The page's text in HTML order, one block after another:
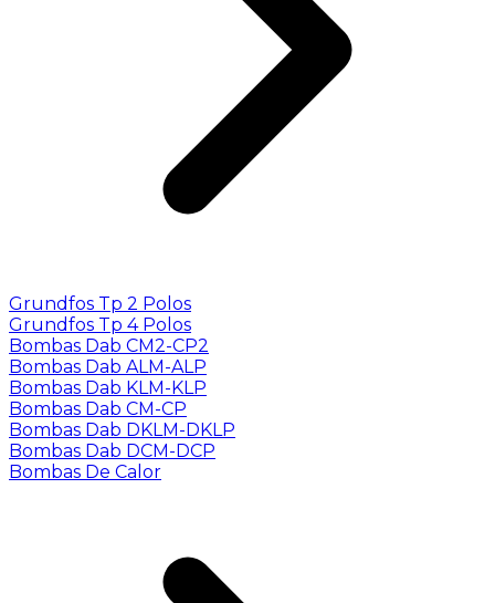
Grundfos Tp 2 Polos
Grundfos Tp 4 Polos
Bombas Dab CM2-CP2
Bombas Dab ALM-ALP
Bombas Dab KLM-KLP
Bombas Dab CM-CP
Bombas Dab DKLM-DKLP
Bombas Dab DCM-DCP
Bombas De Calor